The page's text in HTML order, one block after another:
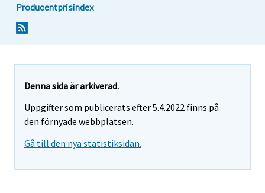
Producentprisindex
Denna sida är arkiverad.
Uppgifter som publicerats efter 5.4.2022 finns på
den förnyade webbplatsen.
Gå till den nya statistiksidan.